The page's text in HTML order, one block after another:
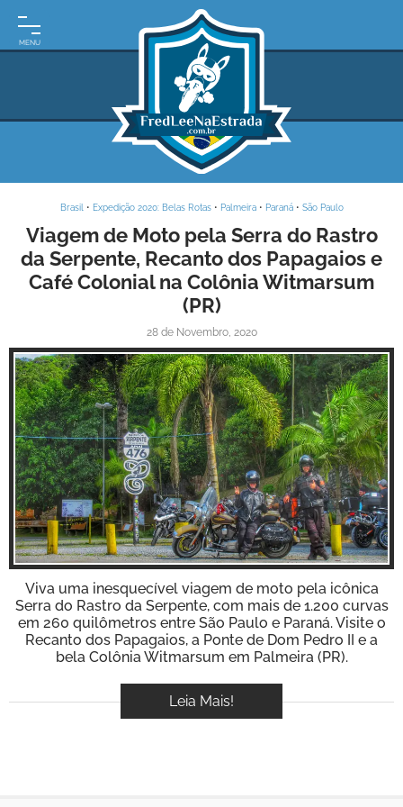
INÍCIO
URUGUAI
MAPAS
RODOVIÁRIOS
E-
BOOK
VÍDEOS
Brasil • Expedição 2020: Belas Rotas• Palmeira• Paraná• São Paulo
Viagem de Moto pela Serra do Rastro
da Serpente, Recanto dos Papagaios e
Café Colonial na Colônia Witmarsum
(PR)
28 de Novembro, 2020
Inspire-se!
Viva uma inesquecível viagem de moto pela icônica
Serra do Rastro da Serpente, com mais de 1.200 curvas
em 260 quilômetros entre São Paulo e Paraná. Visite o
Recanto dos Papagaios, a Ponte de Dom Pedro II e a
bela Colônia Witmarsum em Palmeira (PR).
Leia Mais!